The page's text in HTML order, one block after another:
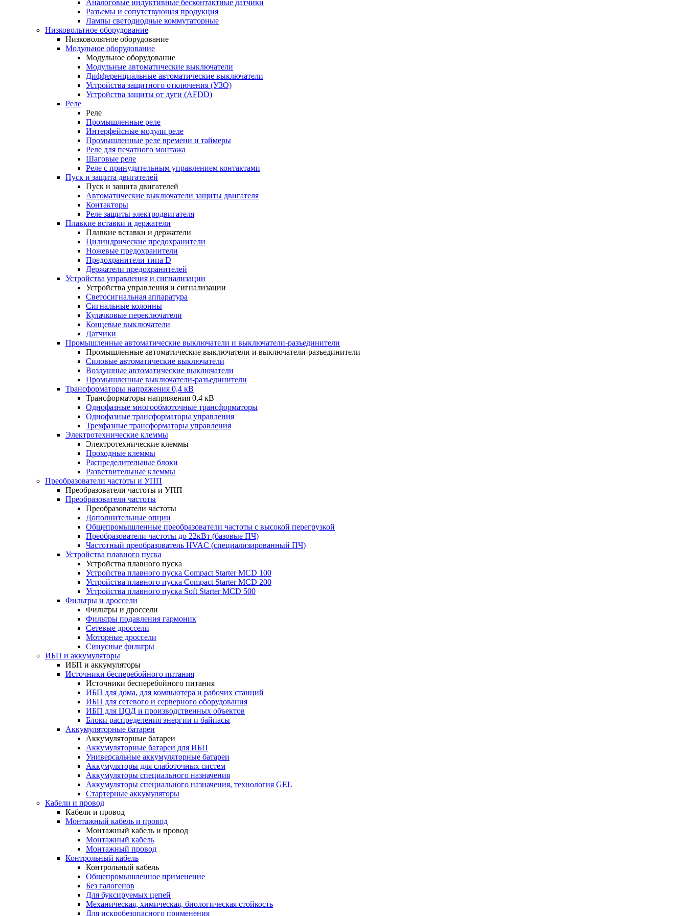
Аналоговые индуктивные бесконтактные датчики
Разъемы и сопутствующая продукция
Лампы светодиодные коммутаторные
Низковольтное оборудование
Низковольтное оборудование
Модульное оборудование
Модульное оборудование
Модульные автоматические выключатели
Дифференциальные автоматические выключатели
Устройства защитного отключения (УЗО)
Устройства защиты от дуги (AFDD)
Реле
Реле
Промышленные реле
Интерфейсные модули реле
Промышленные реле времени и таймеры
Реле для печатного монтажа
Шаговые реле
Реле с принудительным управлением контактами
Пуск и защита двигателей
Пуск и защита двигателей
Автоматические выключатели защиты двигателя
Контакторы
Реле защиты электродвигателя
Плавкие вставки и держатели
Плавкие вставки и держатели
Цилиндрические предохранители
Ножевые предохранители
Предохранители типа D
Держатели предохранителей
Устройства управления и сигнализации
Устройства управления и сигнализации
Светосигнальная аппаратура
Сигнальные колонны
Кулачковые переключатели
Концевые выключатели
Датчики
Промышленные автоматические выключатели и выключатели-разъединители
Промышленные автоматические выключатели и выключатели-разъединители
Силовые автоматические выключатели
Воздушные автоматические выключатели
Промышленные выключатели-разъединители
Трансформаторы напряжения 0,4 кВ
Трансформаторы напряжения 0,4 кВ
Однофазные многообмоточные трансформаторы
Однофазные трансформаторы управления
Трехфазные трансформаторы управления
Электротехнические клеммы
Электротехнические клеммы
Проходные клеммы
Распределительные блоки
Разветвительные клеммы
Преобразователи частоты и УПП
Преобразователи частоты и УПП
Преобразователи частоты
Преобразователи частоты
Дополнительные опции
Общепромышленные преобразователи частоты с высокой перегрузкой
Преобразователи частоты до 22кВт (базовые ПЧ)
Частотный преобразователь HVAC (специализированный ПЧ)
Устройства плавного пуска
Устройства плавного пуска
Устройства плавного пуска Compact Starter MCD 100
Устройства плавного пуска Compact Starter MCD 200
Устройства плавного пуска Soft Starter MCD 500
Фильтры и дроссели
Фильтры и дроссели
Фильтры подавления гармоник
Сетевые дроссели
Моторные дроссели
Синусные фильтры
ИБП и аккумуляторы
ИБП и аккумуляторы
Источники бесперебойного питания
Источники бесперебойного питания
ИБП для дома, для компьютера и рабочих станций
ИБП для сетевого и серверного оборудования
ИБП для ЦОД и производственных объектов
Блоки распределения энергии и байпасы
Аккумуляторные батареи
Аккумуляторные батареи
Аккумуляторные батареи для ИБП
Универсальные аккумуляторные батареи
Аккумуляторы для слаботочных систем
Аккумуляторы специального назначения
Аккумуляторы специального назначения, технология GEL
Стартерные аккумуляторы
Кабели и провод
Кабели и провод
Монтажный кабель и провод
Монтажный кабель и провод
Монтажный кабель
Монтажный провод
Контрольный кабель
Контрольный кабель
Общепромышленное применение
Без галогенов
Для буксируемых цепей
Механическая, химическая, биологическая стойкость
Для искробезопасного применения